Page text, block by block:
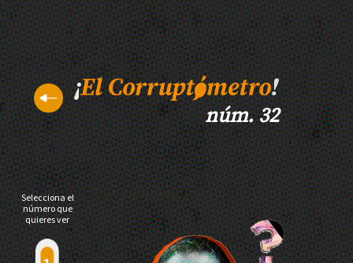
núm. 32
Selecciona el
número que
quieres ver